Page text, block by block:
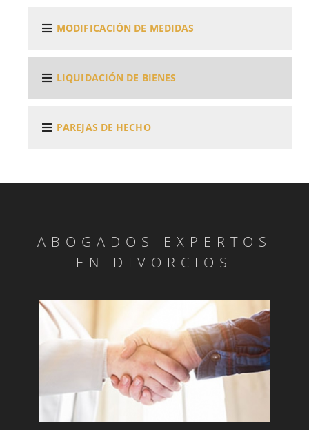
MODIFICACIÓN DE MEDIDAS
LIQUIDACIÓN DE BIENES
PAREJAS DE HECHO
ABOGADOS EXPERTOS
EN DIVORCIOS